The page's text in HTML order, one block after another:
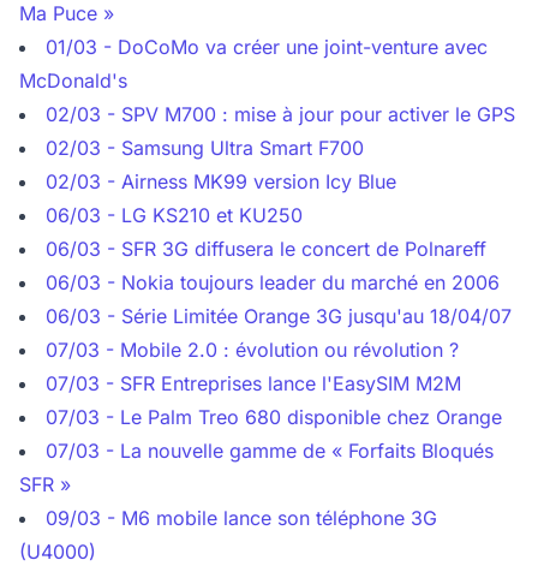
Ma Puce »
01/03 - DoCoMo va créer une joint-venture avec
McDonald's
02/03 - SPV M700 : mise à jour pour activer le GPS
02/03 - Samsung Ultra Smart F700
02/03 - Airness MK99 version Icy Blue
06/03 - LG KS210 et KU250
06/03 - SFR 3G diffusera le concert de Polnareff
06/03 - Nokia toujours leader du marché en 2006
06/03 - Série Limitée Orange 3G jusqu'au 18/04/07
07/03 - Mobile 2.0 : évolution ou révolution ?
07/03 - SFR Entreprises lance l'EasySIM M2M
07/03 - Le Palm Treo 680 disponible chez Orange
07/03 - La nouvelle gamme de « Forfaits Bloqués
SFR »
09/03 - M6 mobile lance son téléphone 3G
(U4000)